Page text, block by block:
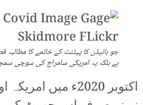
جو بائیڈن کا پیٹنٹ کے خاتمے کا مطالبہ
ہے بلکہ یہ امریکی سامراج کی سوچی
اکتوبر 2020ء میں